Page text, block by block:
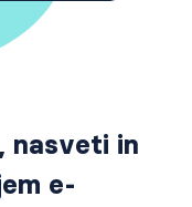
nasveti in
e-